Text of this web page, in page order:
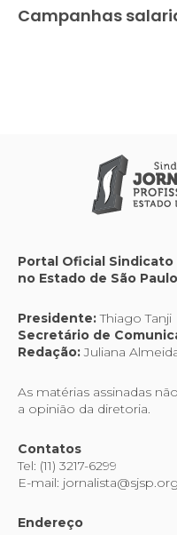
Campanhas
Portal Oficial
no Estado de São Paulo
Presidente:Thiago Tanji
Secretário de
Redação:Juliana
As matérias assinadas
a opinião da diretoria.
Contatos
Tel: (11) 3217-6299
E-mail:
Endereço